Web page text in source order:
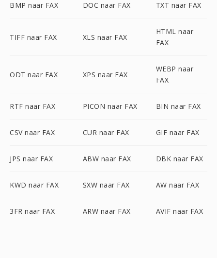
BMP naar FAX DOC naar FAX TXT naar FAX
TIFF naar FAX XLS naar FAX
HTML naar
FAX
ODT naar FAX XPS naar FAX
WEBP naar
FAX
RTF naar FAX PICON naar FAX BIN naar FAX
CSV naar FAX CUR naar FAX GIF naar FAX
JPS naar FAX ABW naar FAX DBK naar FAX
KWD naar FAX SXW naar FAX AW naar FAX
3FR naar FAX ARW naar FAX AVIF naar FAX